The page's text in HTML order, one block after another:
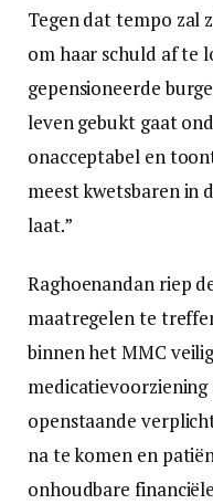
Tegen dat tempo zal
om haar schuld af te
gepensioneerde
leven gebukt gaat
onacceptabel en
meest kwetsbaren in
laat.”
Raghoenandan riep
maatregelen te
binnen het MMC
openstaande
na te komen en
onhoudbare